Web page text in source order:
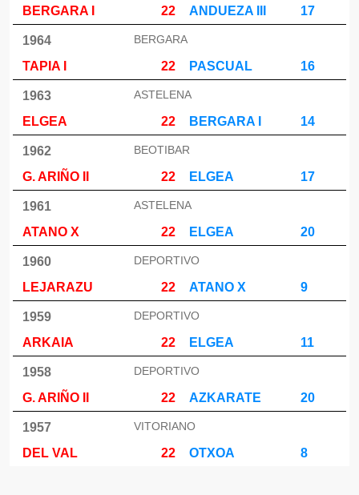
BERGARA I
22 ANDUEZA III 17
1964
TAPIA I
22 PASCUAL 16
BERGARA
1963
ELGEA
22 BERGARA I 14
ASTELENA
1962
G. ARIÑO II
22 ELGEA 17
BEOTIBAR
1961
ATANO X
22 ELGEA 20
ASTELENA
1960
LEJARAZU
22 ATANO X 9
DEPORTIVO
1959
ARKAIA
22 ELGEA 11
DEPORTIVO
1958
G. ARIÑO II
22 AZKARATE 20
DEPORTIVO
1957
DEL VAL
22 OTXOA 8
VITORIANO